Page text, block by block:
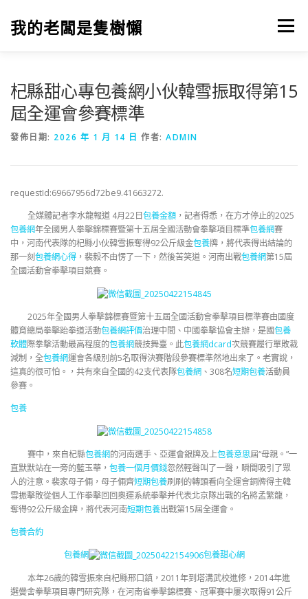
我的老闆是隻樹懶 選單
杞縣甜心專包養網小伙韓雪振取得第15
屆全運會參賽標準
發佈日期: 2026 年 1 月 14 日 作者: ADMIN
requestId:69667956d72be9.41663272.
全媒體記者李水龍報道 4月22日包養金額，記者得悉，在方才停止的2025
包養網年全國男人拳擊錦標賽暨第十五屆全國活動會拳擊項目標準包養網賽
中，河南代表隊的杞縣小伙韓雪振奪得92公斤級金包養牌，將代表得出結論的
那一刻包養網心得 ，裴毅不由愣了一下，然後苦笑道。河南出戰包養網第15屆
全國活動會拳擊項目競賽。
2025年全國男人拳擊錦標賽暨第十五屆全國活動會拳擊項目標準賽由國度
體育總局拳擊跆拳道活動包養網評價治理中間、中國拳擊協會主辦，是國包養
軟體際拳擊活動最高程度的包養網競技舞臺。此包養網dcard次競賽履行單敗裁
減制，全包養網運會各級別前5名取得決賽階段參賽標準然地出來了。老實說，
這真的很可怕。，共有來自全國的42支代表隊包養網 、308名短期包養活動員
參賽。
包養
賽中，來自杞縣包養網的河南選手、亞運會銀牌及上包養意思屆“母親。”一
直默默站在一旁的藍玉華， 包養一個月價錢忽然輕聲叫了一聲，瞬間吸引了眾
人的注意。裴家母子倆，母子倆齊短期包養刷刷的轉頭看向全運會銅牌得主韓
雪振擊敗從個人工作拳擊回回奧運系統拳擊并代表北京隊出戰的名將孟繁龍，
奪得92公斤級金牌，將代表河南短期包養出戰第15屆全運會。
包養合約
包養網
包養甜心網
本年26歲的韓雪振來自杞縣邢口鎮，2011年到塔溝武校進修，2014年進
選黌舍拳擊項目專門研究隊，在河南省拳擊錦標賽、冠軍賽中屢次取得91公斤